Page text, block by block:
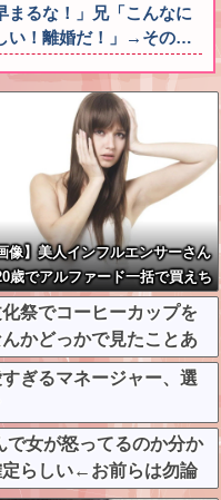
まるな！」兄「こんなに
い！離婚だ！」→その…
像】美人インフルエンサーさん
歳でアルファード一括で買えち
私って素敵」←これってガチな
それともネタなん？w w w w w
w w
祭でコーヒーカップを
かどっかで見たことあ
ぎるマネージャー、選
で女が怒ってるのか分か
らしい←お前らは勿論